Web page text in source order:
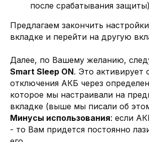
после срабатывания
Предлагаем закончить
вкладке и перейти на другую
Далее, по Вашему желанию,
Smart Sleep ON. Это активирует
отключения АКБ через
которое мы настраивали на
вкладке (выше мы писали об
Минусы использования: если
- то Вам придется постоянно